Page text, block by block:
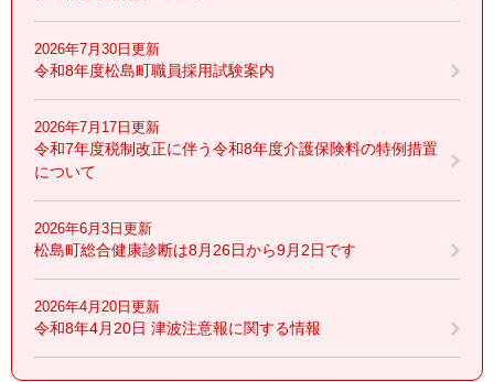
2026年7月30日更新
令和8年度松島町職員採用試験案内
2026年7月17日更新
令和7年度税制改正に伴う令和8年度介護保険料の特例措置
について
2026年6月3日更新
松島町総合健康診断は8月26日から9月2日です
2026年4月20日更新
令和8年4月20日 津波注意報に関する情報